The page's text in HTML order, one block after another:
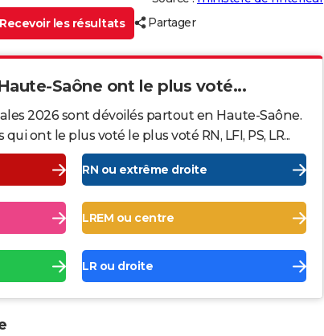
Recevoir les résultats
Partager
Saône ont le plus voté...
2026 sont dévoilés partout en Haute-Saône.
ont le plus voté le plus voté RN, LFI, PS, LR...
RN ou extrême droite
LREM ou centre
LR ou droite